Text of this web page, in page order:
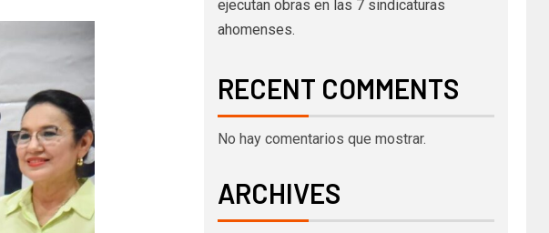
ejecutan obras en las 7 sindicaturas
ahomenses.
RECENT COMMENTS
No hay comentarios que mostrar.
ARCHIVES